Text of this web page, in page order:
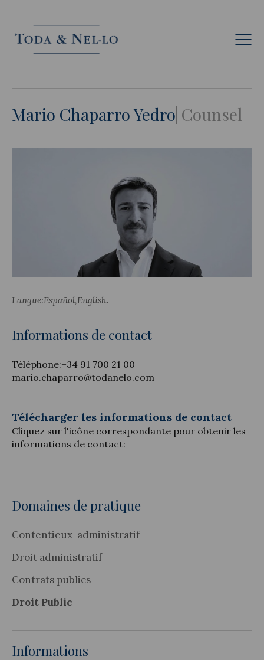
Fr
Actualité juridique
Mario Chaparro Yedro Counsel
Langue:Español English
Informations de contact
Téléphone:+34 91 700 21 00
mario.chaparro@todanelo.com
Télécharger les informations de contact
Cliquez sur l'icône correspondante pour obtenir les
informations de contact:
Domaines de pratique
Contentieux-administratif
Droit administratif
Contrats publics
Droit Public
Informations